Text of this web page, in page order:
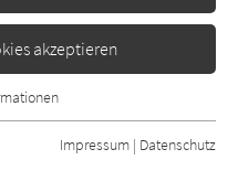
akzeptieren
Funktionen der
dass die Webseite
Impressum | Datenschutz